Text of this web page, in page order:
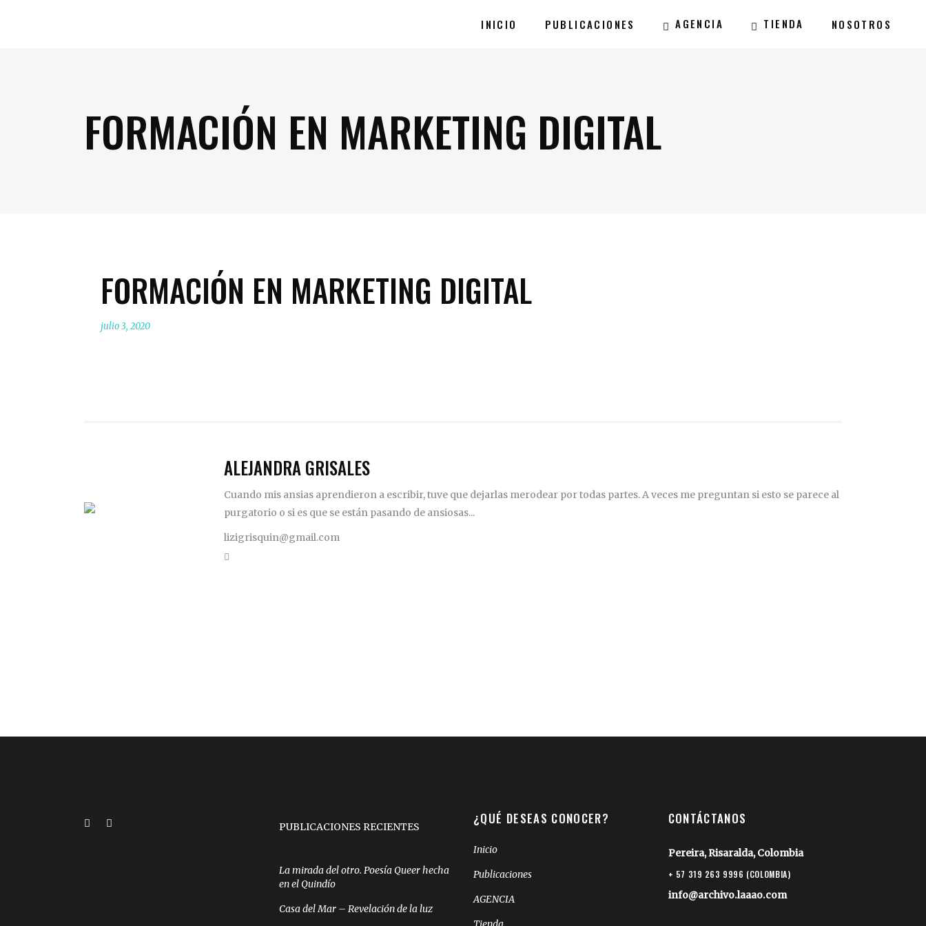
INICIO PUBLICACIONES AGENCIA TIENDA NOSOTROS
FORMACIÓN EN MARKETING DIGITAL
FORMACIÓN EN MARKETING DIGITAL
julio 3, 2020
ALEJANDRA GRISALES
Cuando mis ansias aprendieron a escribir, tuve que dejarlas merodear por todas partes. A veces me preguntan si esto se parece al
purgatorio o si es que se están pasando de ansiosas...
lizigrisquin@gmail.com
PUBLICACIONES RECIENTES
La mirada del otro. Poesía Queer hecha
en el Quindío
Casa del Mar – Revelación de la luz
¿QUÉ DESEAS CONOCER?
Inicio
Publicaciones
AGENCIA
CONTÁCTANOS
Pereira, Risaralda, Colombia
+ 57 319 263 9996 (COLOMBIA)
info@archivo.laaao.com